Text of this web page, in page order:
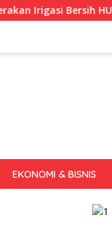
RI ke-81, Pemkot
EKONOMI & BISNIS